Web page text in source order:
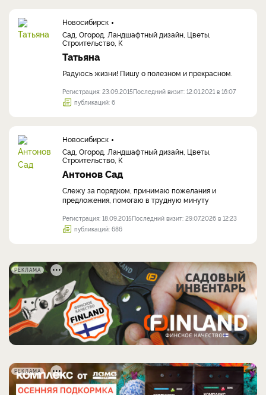
Новосибирск
Сад, Огород, Ландшафтный дизайн, Цветы,
Строительство, К
Татьяна
Радуюсь жизни! Пишу о полезном и прекрасном.
Регистрация: 23.09.2015Последний визит: 12.01.2021 в 16:07
публикаций: 6
Новосибирск
Сад, Огород, Ландшафтный дизайн, Цветы,
Строительство, К
Антонов Сад
Слежу за порядком, принимаю пожелания и
предложения, помогаю в трудную минуту
Регистрация: 18.09.2015Последний визит: 29.07.2026 в 12:23
публикаций: 686
РЕКЛАМА
РЕКЛАМА